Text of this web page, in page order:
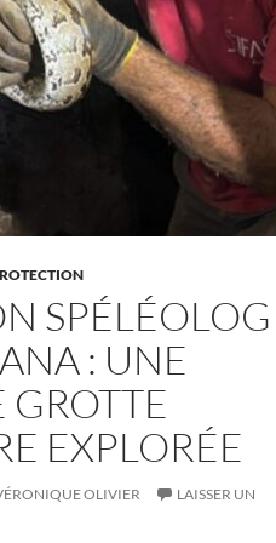
: UNE
EXPLORÉE
OLIVIER
LAISSER UN